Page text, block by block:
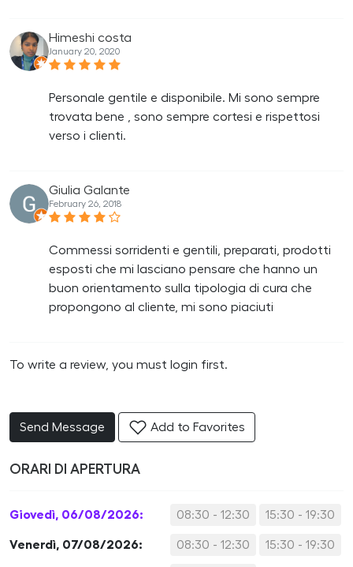
Himeshi costa
January 20, 2020
Personale gentile e disponibile. Mi sono sempre
trovata bene , sono sempre cortesi e rispettosi
verso i clienti.
Giulia Galante
February 26, 2018
Commessi sorridenti e gentili, preparati, prodotti
esposti che mi lasciano pensare che hanno un
buon orientamento sulla tipologia di cura che
propongono al cliente, mi sono piaciuti
To write a review, you must login first.
Send Message Add to Favorites
ORARI DI APERTURA
Giovedì, 06/08/2026: 08:30 - 12:30 15:30 - 19:30
Venerdì, 07/08/2026: 08:30 - 12:30 15:30 - 19:30